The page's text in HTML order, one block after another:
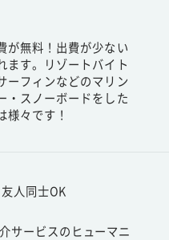
が無料！出費が少ない
ます。リゾートバイト
ーフィンなどのマリン
・スノーボードをした
様々です！
人同士OK
サービスのヒューマニ